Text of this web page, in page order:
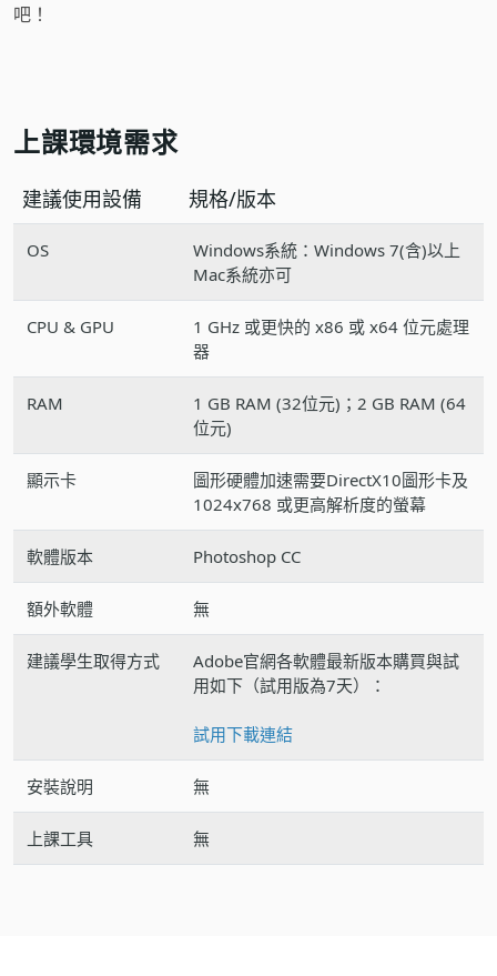
吧！
上課環境需求
建議使用設備 規格/版本
OS
Windows系統：Windows 7(含)以上
Mac系統亦可
CPU & GPU
1 GHz 或更快的 x86 或 x64 位元處理
器
RAM
1 GB RAM (32位元)；2 GB RAM (64
位元)
顯示卡
圖形硬體加速需要DirectX10圖形卡及
1024x768 或更高解析度的螢幕
軟體版本 Photoshop CC
額外軟體 無
建議學生取得方式
Adobe官網各軟體最新版本購買與試
用如下（試用版為7天）：
試用下載連結
安裝說明 無
上課工具 無